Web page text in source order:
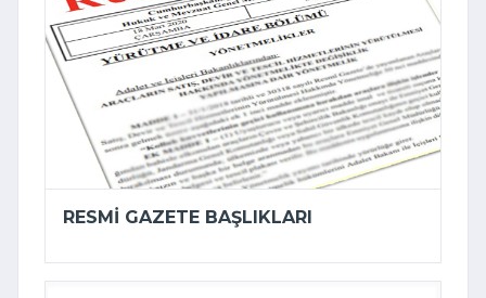
RESMI GAZETE BAŞLIKLARI